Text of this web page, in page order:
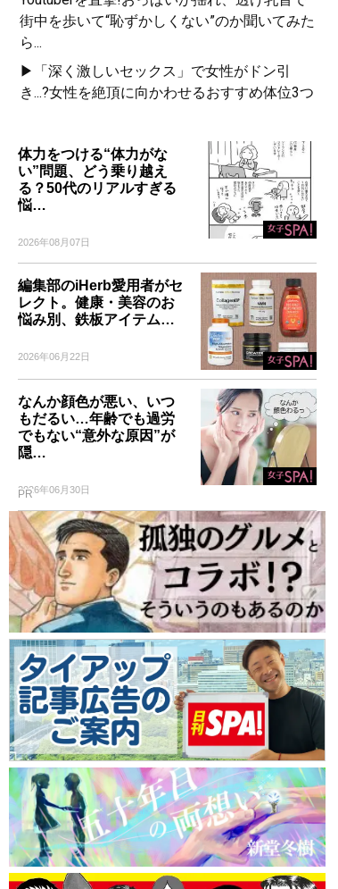
街中を歩いて“恥ずかしくない”のか聞いてみた
ら...
▶「深く激しいセックス」で女性がドン引
き...?女性を絶頂に向かわせるおすすめ体位3つ
体力をつける“体力がな
い”問題、どう乗り越え
る？50代のリアルすぎる
悩…
2026年08月07日
編集部のiHerb愛用者がセ
レクト。健康・美容のお
悩み別、鉄板アイテム…
2026年06月22日
なんか顔色が悪い、いつ
もだるい…年齢でも過労
でもない“意外な原因”が
隠…
2026年06月30日
PR